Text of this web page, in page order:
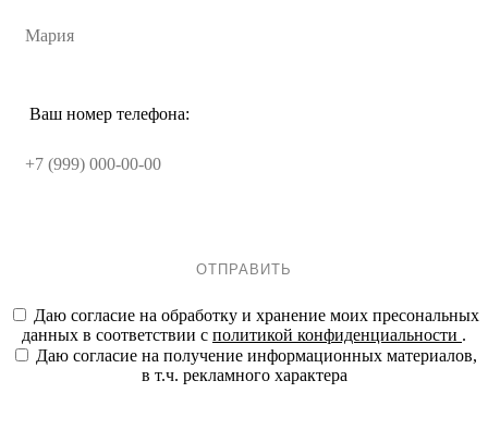
Ваш номер телефона:
ОТПРАВИТЬ
Даю согласие на обработку и хранение моих пресональных
данных в соответствии с политикой конфиденциальности .
Даю согласие на получение информационных материалов,
в т.ч. рекламного характера